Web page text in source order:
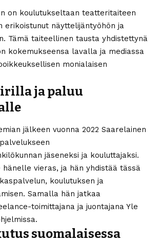
on koulutukseltaan teatteritaiteen
erikoistunut näyttelijäntyöhön ja
Tämä taiteellinen tausta yhdistettynä
kokemukseensa lavalla ja mediassa
monialaisen
ja paluu
jälkeen vuonna 2022 Saarelainen
jäseneksi ja kouluttajaksi.
vieras, ja hän yhdistää tässä
koulutuksen ja
Samalla hän jatkaa
toimittajana ja juontajana Yle
suomalaisessa